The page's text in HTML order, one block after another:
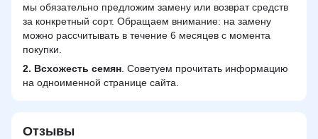
мы обязательно предложим замену или возврат средств
за конкретный сорт. Обращаем внимание: на замену
можно рассчитывать в течение 6 месяцев с момента
покупки.
2. Всхожесть семян . Советуем прочитать информацию
на одноименной странице сайта.
Отзывы